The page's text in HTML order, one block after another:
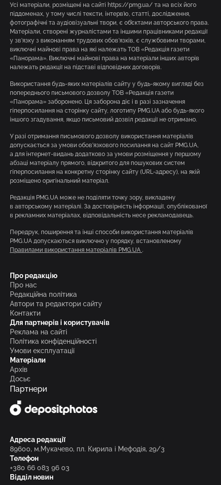
Усі матеріали, розміщені на сайті https://pmg.ua/ та на всіх його
піддоменах, у тому числі тексти, інтерв’ю, статті, дослідження,
фотографічні та аудіовізуальні твори, є об’єктами авторського права.
Матеріали, створені журналістами та іншими працівниками редакції
у зв’язку з виконанням трудових обов’язків, є службовими творами,
виключні майнові права на які належать ТОВ «Редакція газети
«Панорама». Виключні майнові права на матеріали інших авторів
належать редакції на підставі відповідних договорів.
Використання будь-яких матеріалів сайту у будь-якому вигляді без
попереднього письмового дозволу ТОВ «Редакція газети
«Панорама» заборонено. Ця заборона діє і в разі зазначення
гіперпосилання на сторінку сайту, логотипу PMG.UA або будь-якого
іншого згадування, якщо письмовий дозвіл редакції не отримано.
У разі отримання письмового дозволу використання матеріалів
допускається за умови обов’язкового посилання на сайт PMG.UA,
а для інтернет-видань додатково за умови розміщення у першому
абзаці матеріалу прямого, відкритого для пошукових систем
гіперпосилання на конкретну сторінку сайту (URL-адресу), на якій
розміщено оригінальний матеріал.
Редакція PMG.UA може не поділяти точку зору, викладену
в авторському матеріалі. За достовірність інформації, опублікованої
в рекламних матеріалах, відповідальність несе рекламодавець.
Передрук, поширення та інші способи використання матеріалів
PMG.UA допускаються виключно у порядку, встановленому
Правилами використання матеріалів PMG.UA .
Про редакцію
Про нас
Редакційна політика
Автори та редактори сайту
Контакти
Для партнерів і користувачів
Реклама на сайті
Політика конфіденційності
Умови експлуатації
Матеріали
Архів
Досьє
Партнери
Адреса редакції
89600, м.Мукачево, пл. Кирила і Мефодія, 29/3
Телефон
+380 66 083 96 03
Відділ новин